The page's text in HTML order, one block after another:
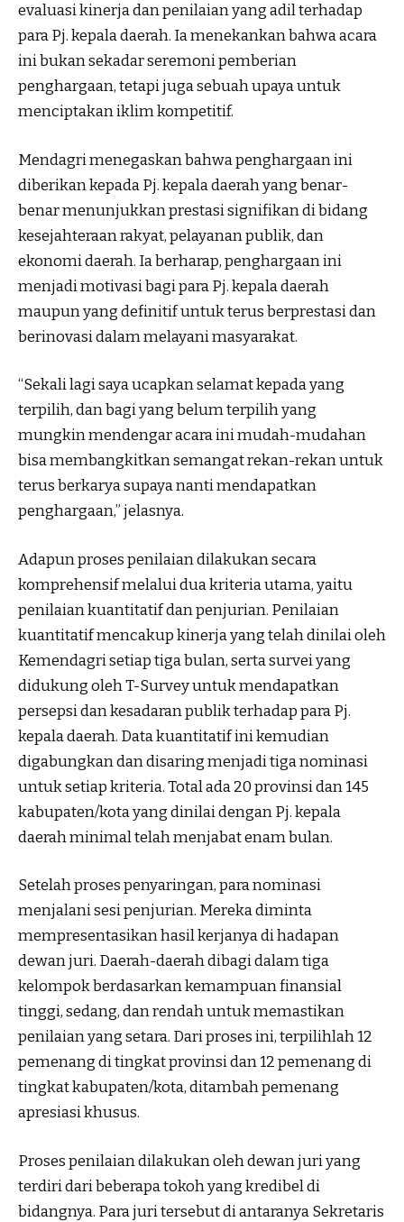
evaluasi kinerja dan penilaian yang adil terhadap
para Pj. kepala daerah. Ia menekankan bahwa acara
ini bukan sekadar seremoni pemberian
penghargaan, tetapi juga sebuah upaya untuk
menciptakan iklim kompetitif.
Mendagri menegaskan bahwa penghargaan ini
diberikan kepada Pj. kepala daerah yang benar-
benar menunjukkan prestasi signifikan di bidang
kesejahteraan rakyat, pelayanan publik, dan
ekonomi daerah. Ia berharap, penghargaan ini
menjadi motivasi bagi para Pj. kepala daerah
maupun yang definitif untuk terus berprestasi dan
berinovasi dalam melayani masyarakat.
“Sekali lagi saya ucapkan selamat kepada yang
terpilih, dan bagi yang belum terpilih yang
mungkin mendengar acara ini mudah-mudahan
bisa membangkitkan semangat rekan-rekan untuk
terus berkarya supaya nanti mendapatkan
penghargaan,” jelasnya.
Adapun proses penilaian dilakukan secara
komprehensif melalui dua kriteria utama, yaitu
penilaian kuantitatif dan penjurian. Penilaian
kuantitatif mencakup kinerja yang telah dinilai oleh
Kemendagri setiap tiga bulan, serta survei yang
didukung oleh T-Survey untuk mendapatkan
persepsi dan kesadaran publik terhadap para Pj.
kepala daerah. Data kuantitatif ini kemudian
digabungkan dan disaring menjadi tiga nominasi
untuk setiap kriteria. Total ada 20 provinsi dan 145
kabupaten/kota yang dinilai dengan Pj. kepala
daerah minimal telah menjabat enam bulan.
Setelah proses penyaringan, para nominasi
menjalani sesi penjurian. Mereka diminta
mempresentasikan hasil kerjanya di hadapan
dewan juri. Daerah-daerah dibagi dalam tiga
kelompok berdasarkan kemampuan finansial
tinggi, sedang, dan rendah untuk memastikan
penilaian yang setara. Dari proses ini, terpilihlah 12
pemenang di tingkat provinsi dan 12 pemenang di
tingkat kabupaten/kota, ditambah pemenang
apresiasi khusus.
Proses penilaian dilakukan oleh dewan juri yang
terdiri dari beberapa tokoh yang kredibel di
bidangnya. Para juri tersebut di antaranya Sekretaris